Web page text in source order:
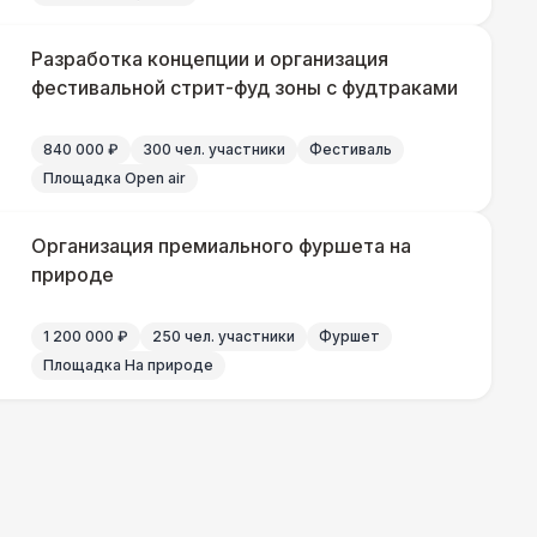
Разработка концепции и организация
фестивальной стрит-фуд зоны с фудтраками
840 000 ₽ 300 чел. участники
Фестиваль
Площадка Open air
Организация премиального фуршета на
природе
1 200 000 ₽ 250 чел. участники
Фуршет
Площадка На природе